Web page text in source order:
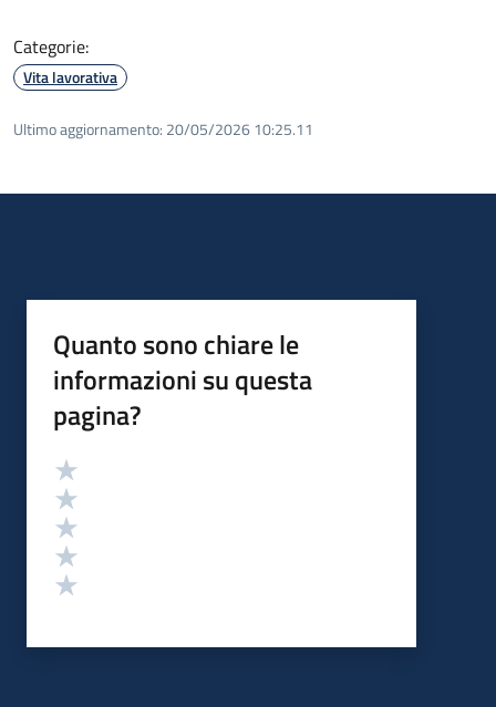
Categorie:
Vita lavorativa
Ultimo aggiornamento: 20/05/2026 10:25.11
Quanto sono chiare le
informazioni su questa
pagina?
Valutazione